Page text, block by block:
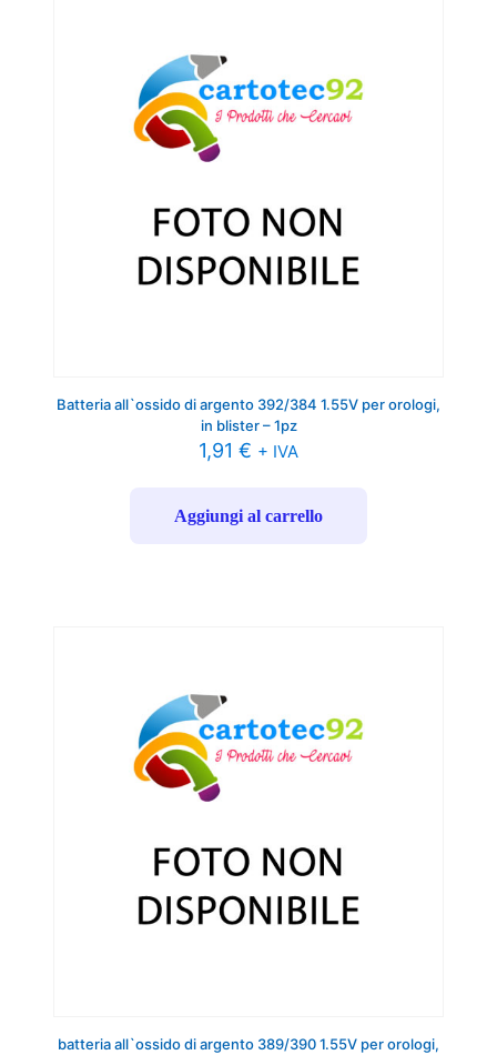
Batteria all`ossido di argento 392/384 1.55V per orologi,
in blister – 1pz
1,91 € + IVA
Aggiungi al carrello
batteria all`ossido di argento 389/390 1.55V per orologi,